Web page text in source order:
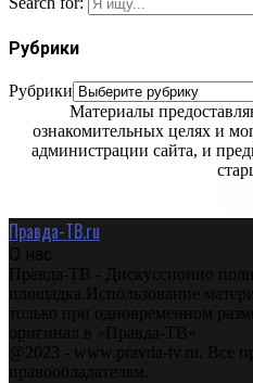
Рубрики
Рубрики
Материалы
ознакомительных целях и
администрации сайта, и
Правда-ТВ.ru
О нас
Правда-ТВ - Дискуссионно
площадка.Использование
только при одновременном
оригинал в «Правда-ТВ»
@2023 - www.pravda-tv.ru. Все
правообладателям.